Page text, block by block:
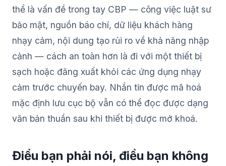
thể là vấn đề trong tay CBP — công việc luật sư
bảo mật, nguồn báo chí, dữ liệu khách hàng
nhạy cảm, nội dung tạo rủi ro về khả năng nhập
cảnh — cách an toàn hơn là đi với một thiết bị
sạch hoặc đăng xuất khỏi các ứng dụng nhạy
cảm trước chuyến bay. Nhắn tin được mã hoá
mặc định lưu cục bộ vẫn có thể đọc được dạng
văn bản thuần sau khi thiết bị được mở khoá.
Điều bạn phải nói, điều bạn không